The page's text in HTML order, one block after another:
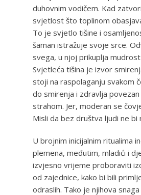
duhovnim vodičem. Kad
svjetlost što toplinom
To je svjetlo tišine i
šaman istražuje svoje srce.
svega, u njoj prikuplja mudrost
Svjetleća tišina je izvor
stoji na raspolaganju svakom
do smirenja i zdravlja
strahom. Jer, moderan se
Misli da bez društva ljudi ne bi
U brojnim inicijalnim ritualima
plemena, međutim, mladići i
izvjesno vrijeme proboraviti
od zajednice, kako bi bili
odraslih. Tako je njihova